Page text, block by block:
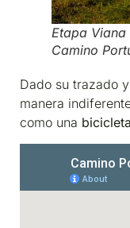
Etapa
Camino
Dado su trazado
manera
como una